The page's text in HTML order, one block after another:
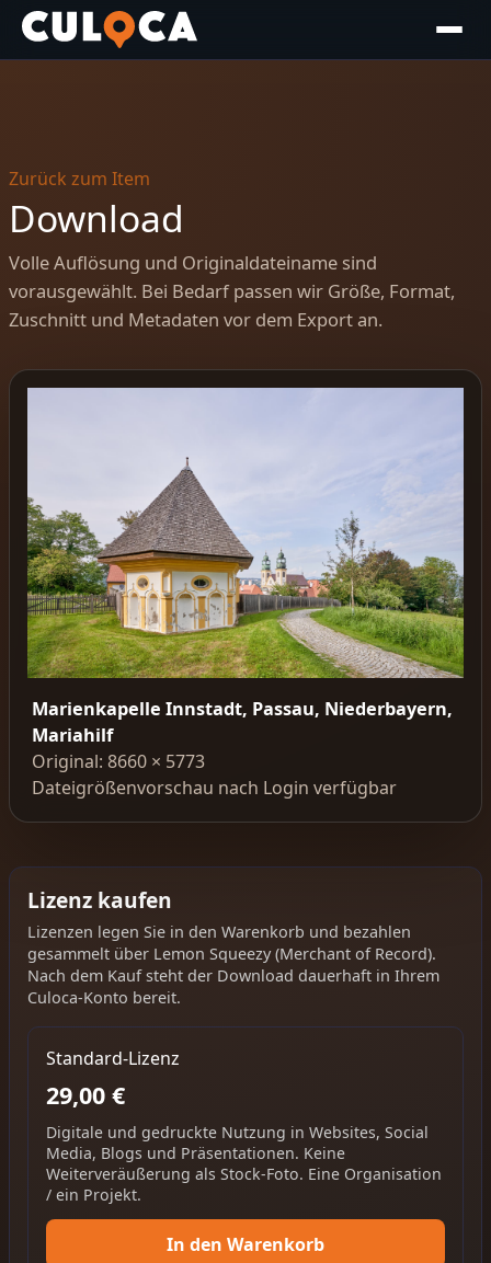
Zurück zum Item
Download
Volle Auflösung und Originaldateiname sind
vorausgewählt. Bei Bedarf passen wir Größe, Format,
Zuschnitt und Metadaten vor dem Export an.
Marienkapelle Innstadt, Passau, Niederbayern,
Mariahilf
Original: 8660 × 5773
Dateigrößenvorschau nach Login verfügbar
Lizenz kaufen
Lizenzen legen Sie in den Warenkorb und bezahlen
gesammelt über Lemon Squeezy (Merchant of Record).
Nach dem Kauf steht der Download dauerhaft in Ihrem
Culoca-Konto bereit.
Standard-Lizenz
29,00 €
Digitale und gedruckte Nutzung in Websites, Social
Media, Blogs und Präsentationen. Keine
Weiterveräußerung als Stock-Foto. Eine Organisation
/ ein Projekt.
In den Warenkorb